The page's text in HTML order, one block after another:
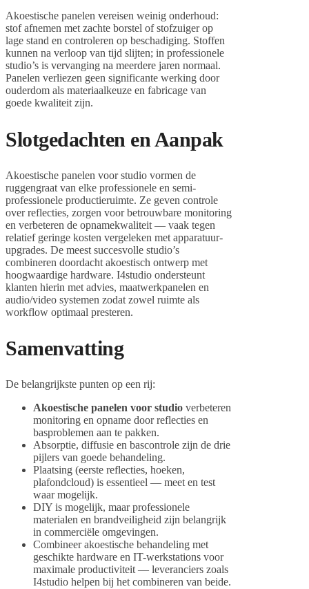
Akoestische panelen vereisen weinig onderhoud:
stof afnemen met zachte borstel of stofzuiger op
lage stand en controleren op beschadiging. Stoffen
kunnen na verloop van tijd slijten; in professionele
studio’s is vervanging na meerdere jaren normaal.
Panelen verliezen geen significante werking door
ouderdom als materiaalkeuze en fabricage van
goede kwaliteit zijn.
Slotgedachten en Aanpak
Akoestische panelen voor studio vormen de
ruggengraat van elke professionele en semi-
professionele productieruimte. Ze geven controle
over reflecties, zorgen voor betrouwbare monitoring
en verbeteren de opnamekwaliteit — vaak tegen
relatief geringe kosten vergeleken met apparatuur-
upgrades. De meest succesvolle studio’s
combineren doordacht akoestisch ontwerp met
hoogwaardige hardware. I4studio ondersteunt
klanten hierin met advies, maatwerkpanelen en
audio/video systemen zodat zowel ruimte als
workflow optimaal presteren.
Samenvatting
De belangrijkste punten op een rij:
Akoestische panelen voor studio verbeteren
monitoring en opname door reflecties en
basproblemen aan te pakken.
Absorptie, diffusie en bascontrole zijn de drie
pijlers van goede behandeling.
Plaatsing (eerste reflecties, hoeken,
plafondcloud) is essentieel — meet en test
waar mogelijk.
DIY is mogelijk, maar professionele
materialen en brandveiligheid zijn belangrijk
in commerciële omgevingen.
Combineer akoestische behandeling met
geschikte hardware en IT-werkstations voor
maximale productiviteit — leveranciers zoals
I4studio helpen bij het combineren van beide.